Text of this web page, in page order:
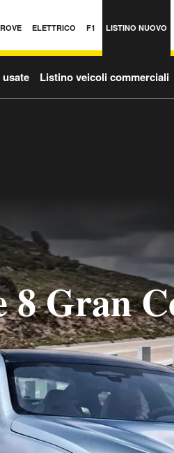
ELETTRICO F1 LISTINO NUOVO
Listino veicoli commerciali
Gran